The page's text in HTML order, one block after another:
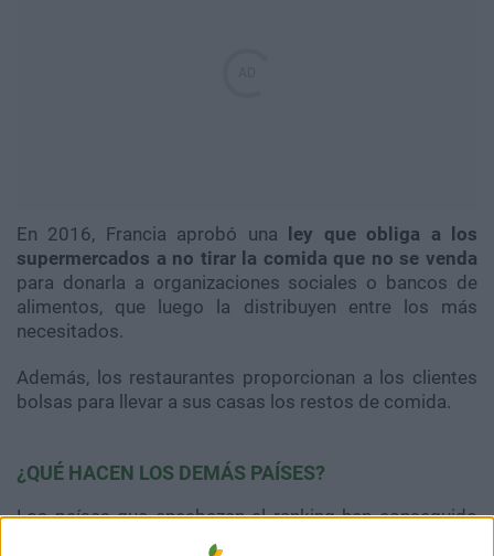
En 2016, Francia aprobó una
ley que obliga a los
supermercados a no tirar la comida que no se venda
para donarla a organizaciones sociales o bancos de
alimentos, que luego la distribuyen entre los más
necesitados.
Además, los restaurantes proporcionan a los clientes
bolsas para llevar a sus casas los restos de comida.
¿QUÉ HACEN LOS DEMÁS PAÍSES?
Los países que encabezan el ranking han conseguido
políticas fuertes y efectivas